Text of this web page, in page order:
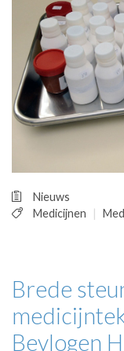
NHG
LHV
Nieuws
Medicijnen
Brede
Bevlogen